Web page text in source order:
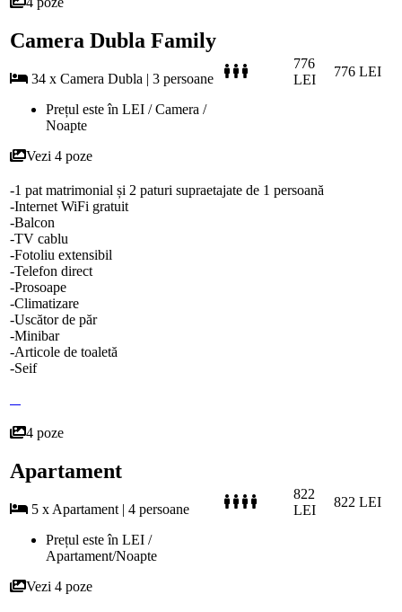
Camera Dubla Family
34 x Camera Dubla | 3 persoane
Prețul este în LEI / Camera /
Noapte
Vezi 4 poze
776
LEI
776 LEI
-1 pat matrimonial și 2 paturi supraetajate de 1 persoană
-Internet WiFi gratuit
-Balcon
-TV cablu
-Fotoliu extensibil
-Telefon direct
-Prosoape
-Climatizare
-Uscător de păr
-Minibar
-Articole de toaletă
-Seif
4 poze
Apartament
5 x Apartament | 4 persoane
Prețul este în LEI /
Apartament/Noapte
Vezi 4 poze
822
LEI
822 LEI